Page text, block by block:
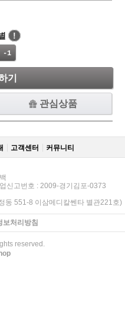
!
-1
기
관심상품
고객센터 커뮤니티
신고번호 : 2009-경기김포-0373
동 551-8 이삼메디칼쎈타 별관221호)
보처리방침
reserved.